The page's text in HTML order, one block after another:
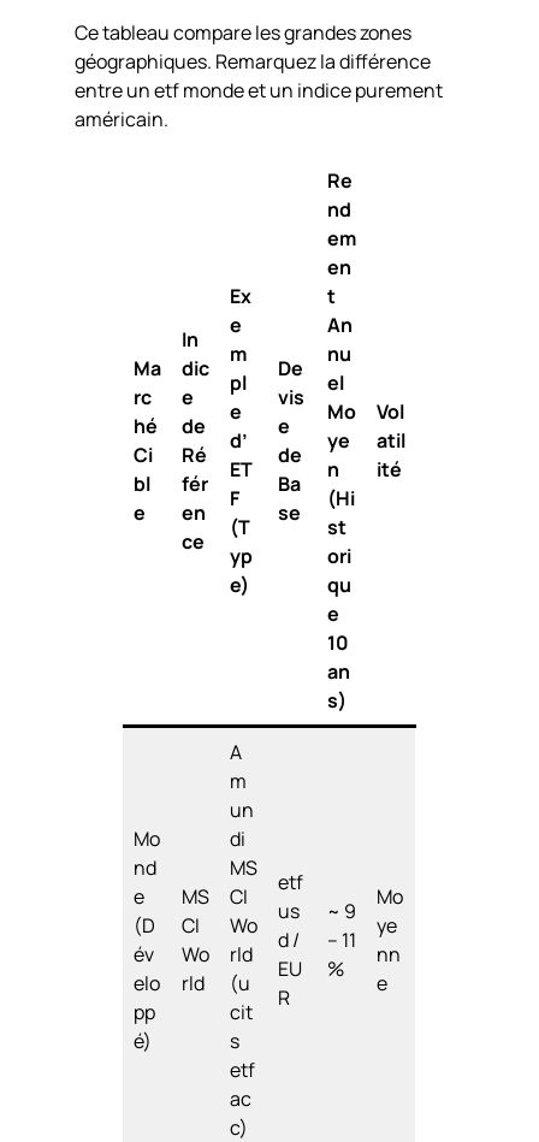
Ce tableau compare les grandes zones
géographiques. Remarquez la différence
entre un etf monde et un indice purement
américain.
Ma
rc
hé
Ci
bl
e
In
dic
e
de
Ré
fér
en
ce
Ex
e
m
pl
e
d’
ET
F
(T
yp
e)
De
vis
e
de
Ba
se
Re
nd
em
en
t
An
nu
el
Mo
ye
n
(Hi
st
ori
qu
e
10
an
s)
Vol
atil
ité
Mo
nd
e
(D
év
elo
pp
é)
MS
CI
Wo
rld
A
m
un
di
MS
CI
Wo
rld
(u
cit
s
etf
ac
c)
etf
us
d /
EU
R
~ 9
– 11
%
Mo
ye
nn
e